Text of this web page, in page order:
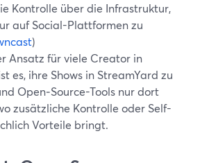
Kontrolle über die Infrastruktur,
auf Social-Plattformen zu
)
Ansatz für viele Creator in
es, ihre Shows in StreamYard zu
Open‑Source-Tools nur dort
zusätzliche Kontrolle oder Self-
Vorteile bringt.